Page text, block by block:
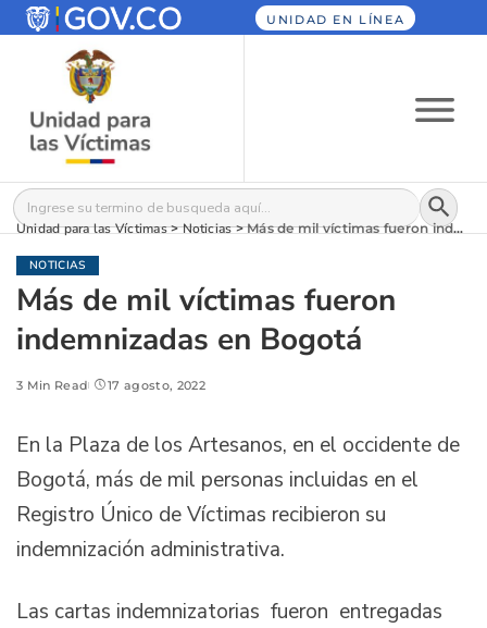
UNIDAD EN LÍNEA
Buscar: Botón
Unidad para las Víctimas>Noticias>Más de mil víctimas fueron indemnizadas en Bogotá
NOTICIAS
Más de mil víctimas fueron
indemnizadas en Bogotá
3 Min Read 17 agosto, 2022
En la Plaza de los Artesanos, en el occidente de
Bogotá, más de mil personas incluidas en el
Registro Único de Víctimas recibieron su
indemnización administrativa.
Las cartas indemnizatorias fueron entregadas